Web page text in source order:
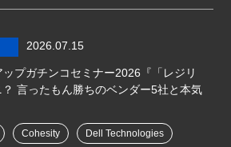
2026.07.15
ップガチンコセミナー2026『「レジリ
言ったもん勝ちのベンダー5社と本気
Cohesity Dell Technologies